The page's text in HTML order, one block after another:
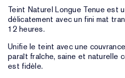
Teint Naturel Longue Tenue est
délicatement avec un fini mat
12 heures.
Unifie le teint avec une
paraît fraîche, saine et naturelle
est fidèle.